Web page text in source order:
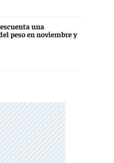
una
peso en noviembre y